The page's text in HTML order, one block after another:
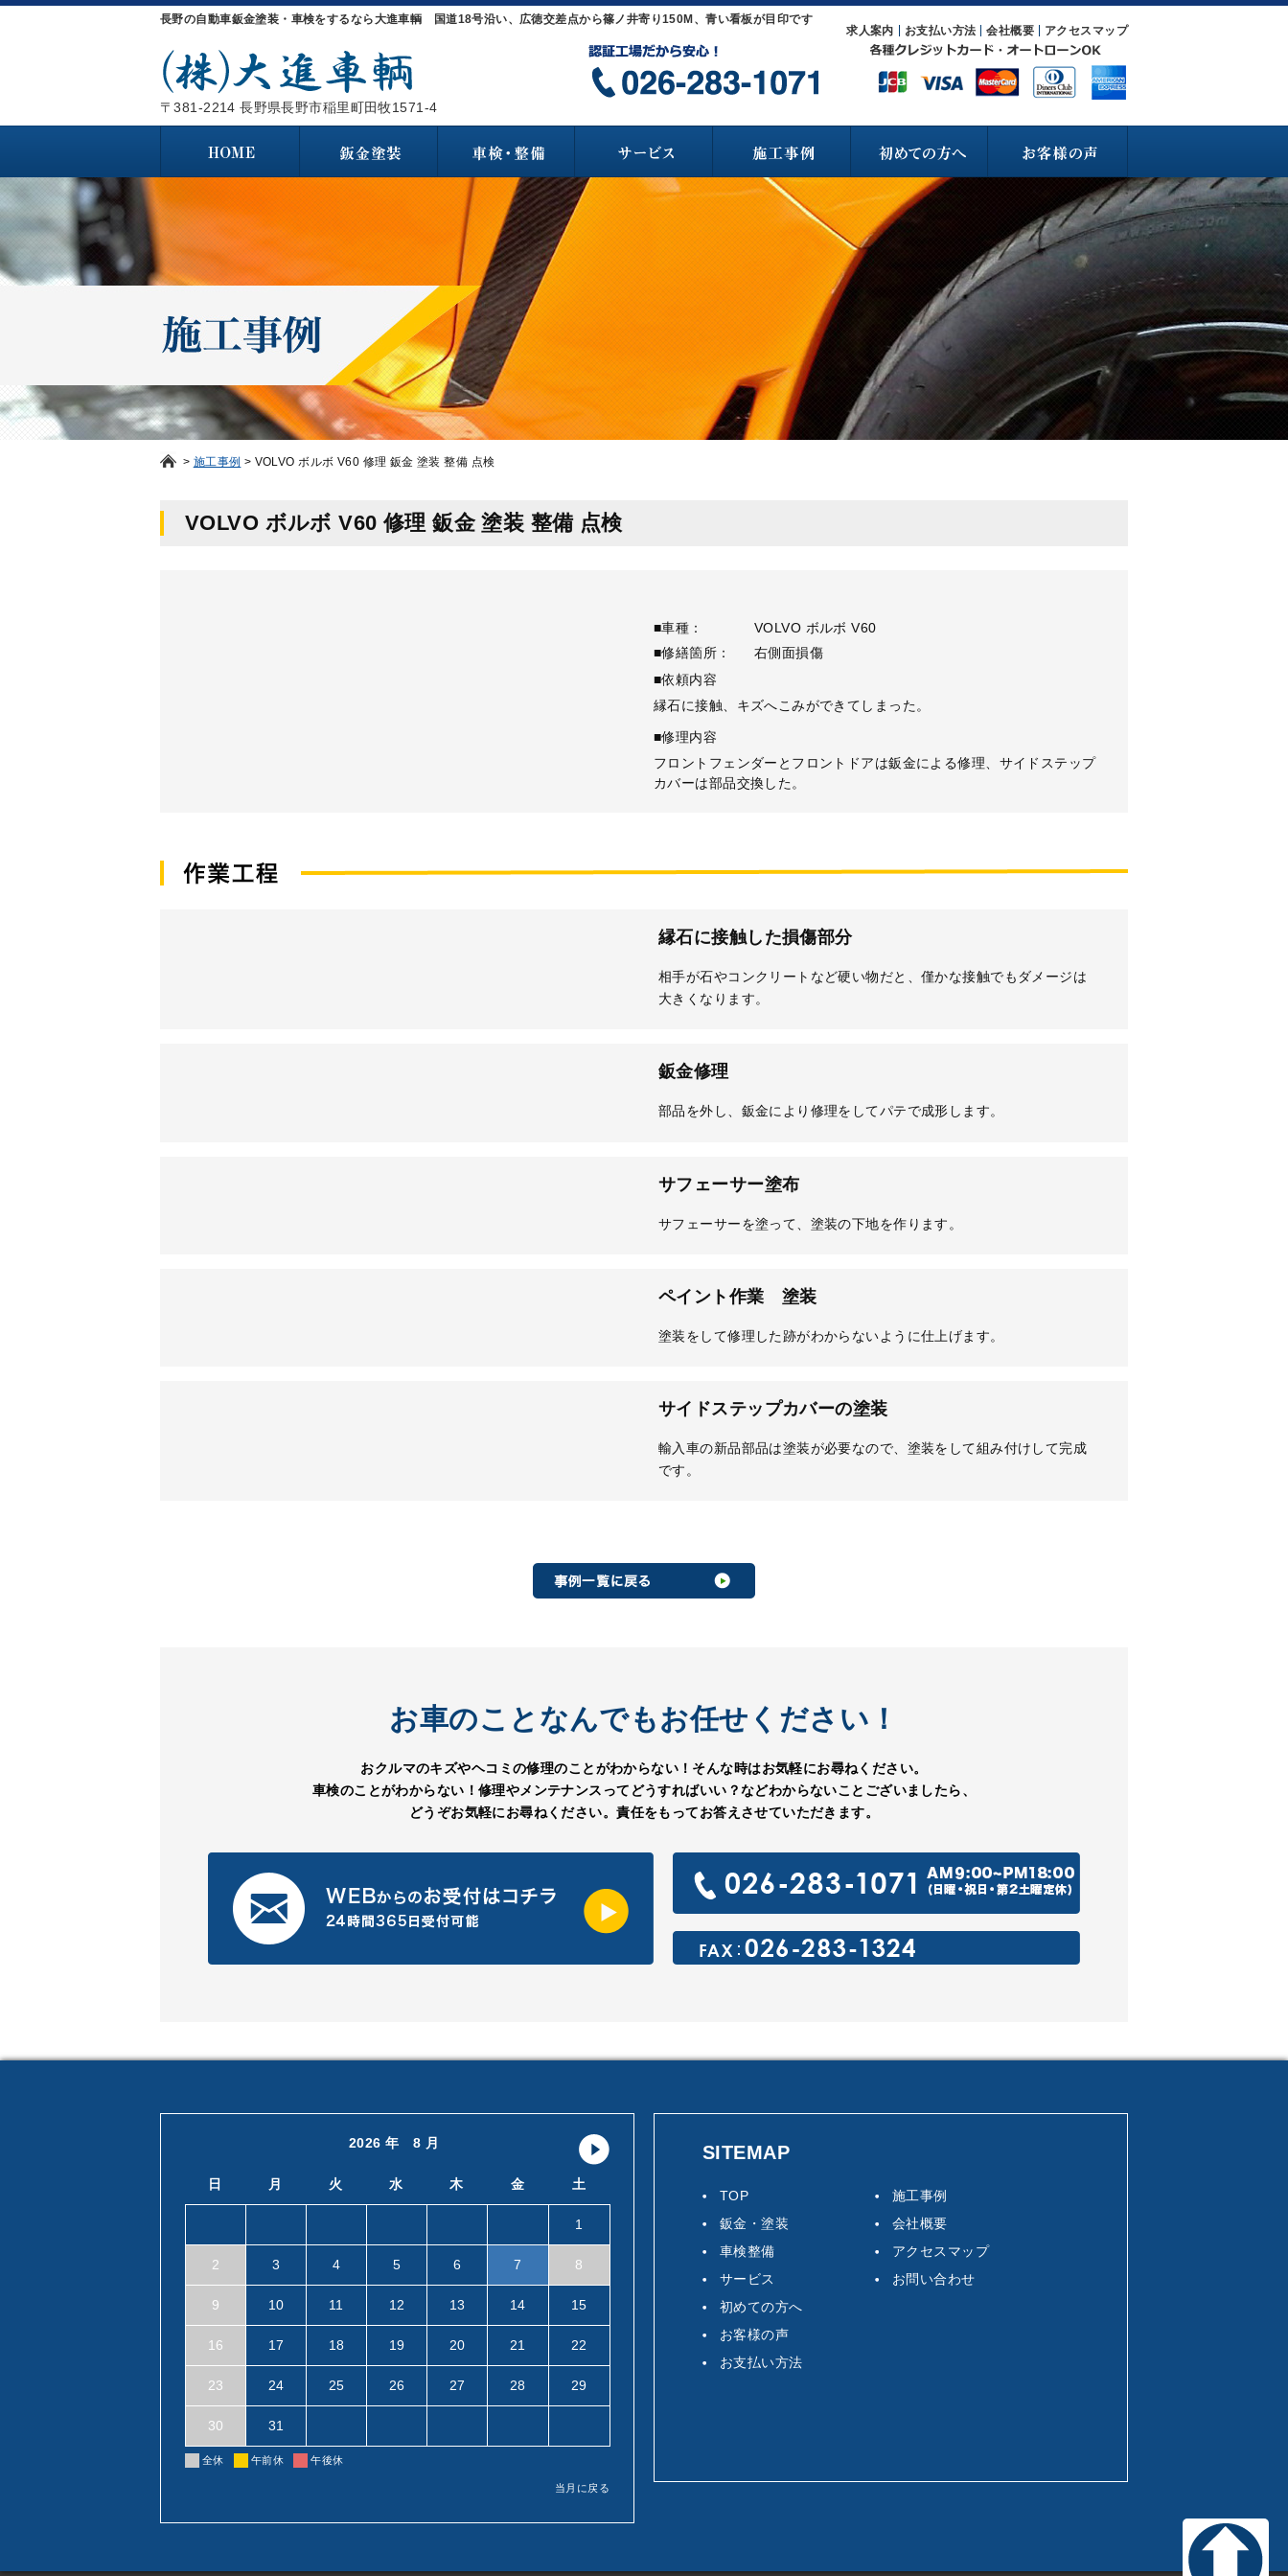
長野の自動車鈑金塗装・車検をするなら大進車輌 国道18号沿い、広徳交差点から篠ノ井寄り150M、青い看板が目印です
求人案内
お支払い方法 会社概要 アクセスマップ
〒381-2214 長野県長野市稲里町田牧1571-4
> 施工事例 > VOLVO ボルボ V60 修理 鈑金 塗装 整備 点検
VOLVO ボルボ V60 修理 鈑金 塗装 整備 点検
■車種：
VOLVO ボルボ V60
■修繕箇所：
右側面損傷
■依頼内容
縁石に接触、キズへこみができてしまった。
■修理内容
フロントフェンダーとフロントドアは鈑金による修理、サイドステップ
カバーは部品交換した。
縁石に接触した損傷部分
相手が石やコンクリートなど硬い物だと、僅かな接触でもダメージは
大きくなります。
鈑金修理
部品を外し、鈑金により修理をしてパテで成形します。
サフェーサー塗布
サフェーサーを塗って、塗装の下地を作ります。
ペイント作業 塗装
塗装をして修理した跡がわからないように仕上げます。
サイドステップカバーの塗装
輸入車の新品部品は塗装が必要なので、塗装をして組み付けして完成
です。
お車のことなんでもお任せください！
おクルマのキズやヘコミの修理のことがわからない！そんな時はお気軽にお尋ねください。
車検のことがわからない！修理やメンテナンスってどうすればいい？などわからないことございましたら、
どうぞお気軽にお尋ねください。責任をもってお答えさせていただきます。
2026 年 8 月
日 月 火 水 木 金 土
1
2 3 4 5 6 7 8
9 10 11 12 13 14 15
16 17 18 19 20 21 22
23 24 25 26 27 28 29
30 31
全休 午前休 午後休
当月に戻る
SITEMAP
TOP
鈑金・塗装
車検整備
サービス
初めての方へ
お客様の声
お支払い方法
施工事例
会社概要
アクセスマップ
お問い合わせ